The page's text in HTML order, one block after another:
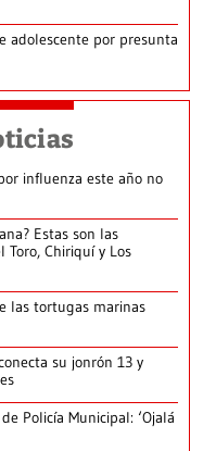
adolescente por presunta
influenza este año no
Estas son las
Toro, Chiriquí y Los
las tortugas marinas
su jonrón 13 y
Policía Municipal: ‘Ojalá